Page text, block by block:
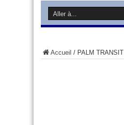
Accueil / PALM TRANSIT